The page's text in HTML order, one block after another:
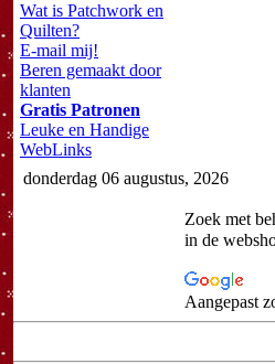
Wat is Patchwork en
Quilten?
E-mail mij!
Beren gemaakt door
klanten
Gratis Patronen
Leuke en Handige
WebLinks
donderdag 06 augustus, 2026
Zoek met
in de
Aangepast